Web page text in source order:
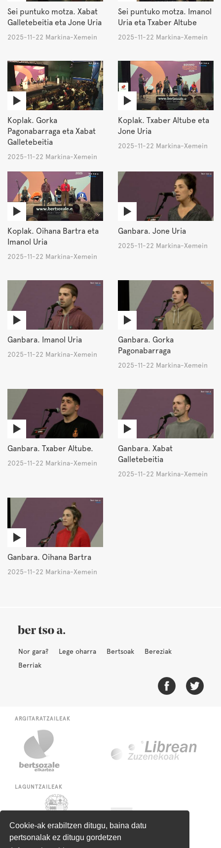
Cookie-ak erabiltzen ditugu, baina datu
pertsonalak ez ditugu gordetzen
Sei puntuko motza. Xabat
Galletebeitia eta Jone Uria
2025-11-22 Markina-Xemein
Sei puntuko motza. Imanol
Uria eta Txaber Altube
2025-11-22 Markina-Xemein
Koplak. Gorka
Pagonabarraga eta Xabat
Galletebeitia
2025-11-22 Markina-Xemein
Koplak. Txaber Altube eta
Jone Uria
2025-11-22 Markina-Xemein
Koplak. Oihana Bartra eta
Imanol Uria
2025-11-22 Markina-Xemein
Ganbara. Jone Uria
2025-11-22 Markina-Xemein
Ganbara. Imanol Uria
2025-11-22 Markina-Xemein
Ganbara. Gorka
Pagonabarraga
2025-11-22 Markina-Xemein
Ganbara. Txaber Altube.
2025-11-22 Markina-Xemein
Ganbara. Xabat
Galletebeitia
2025-11-22 Markina-Xemein
Ganbara. Oihana Bartra
2025-11-22 Markina-Xemein
Nor gara? Lege oharra Bertsoak
Bereziak
Berriak
ARGITARATZAILEAK
LAGUNTZAILEAK